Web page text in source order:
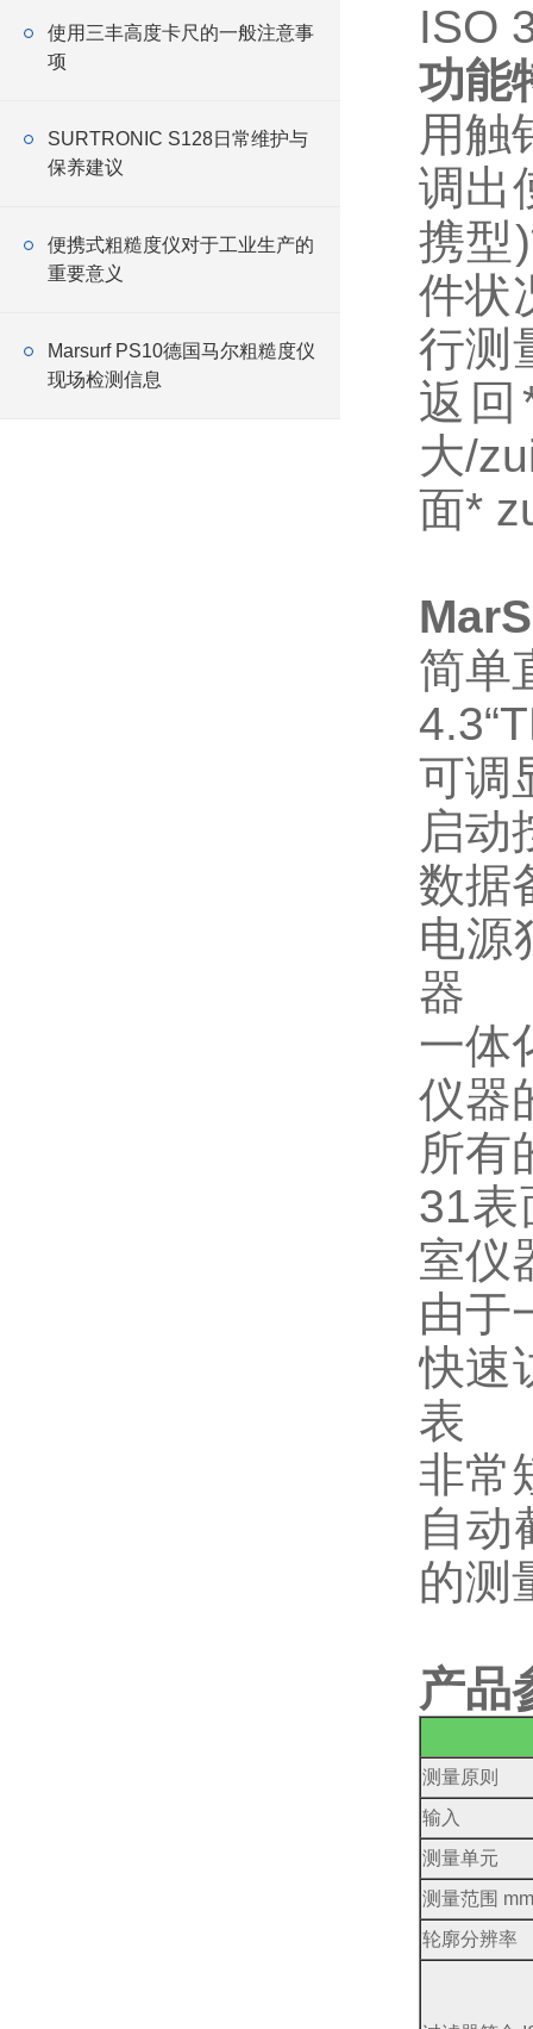
使用三丰高度卡尺的一般注意事
项
SURTRONIC S128日常维护与
保养建议
便携式粗糙度仪对于工业生产的
重要意义
Marsurf PS10德国马尔粗糙度仪
现场检测信息
ISO
功能
用触
调出
携型
件状
行测
返
大/
面*
简单
可调
启动
数据
电源
器
一体
仪器
所有
31表
室仪
由于
快速
表
非常
自动
的测
产品
测量原则
输入
测量单元
测量范围 mm
轮廓分辨率